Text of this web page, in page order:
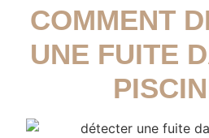
COMMENT
UNE FUITE